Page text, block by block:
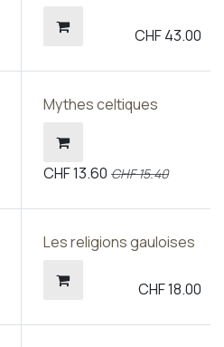
CHF43.00
Mythes celtiques
CHF13.60 CHF15.40
Les religions gauloises
CHF18.00